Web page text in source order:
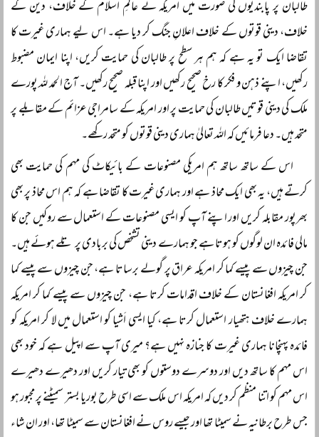
طالبان پر پابندیوں کی صورت میں امریکہ نے عالمِ اسلام کے خلاف، دین کے
خلاف، دینی قوتوں کے خلاف اعلانِ جنگ کر دیا ہے۔ اس لیے ہماری غیرت کا
تقاضا ایک تو یہ ہے کہ ہم ہر سطح پر طالبان کی حمایت کریں، اپنا ایمان مضبوط
رکھیں، اپنے ذہن و فکر کا رخ صحیح رکھیں اور اپنا قبلہ صحیح رکھیں۔ آج الحمد للہ پورے
ملک کی دینی قوتیں طالبان کی حمایت پر اور امریکہ کے سامراجی عزائم کے مقابلے پر
متحد ہیں۔ دعا فرمائیں کہ اللہ تعالیٰ ہماری دینی قوتوں کو متحد رکھے۔
اس کے ساتھ ساتھ ہم امریکی مصنوعات کے بائیکاٹ کی مہم کی حمایت بھی
کرتے ہیں، یہ بھی ایک محاذ ہے اور ہماری غیرت کا تقاضا ہے کہ ہم اس محاذ پر بھی
بھرپور مقابلہ کریں اور اپنے آپ کو ایسی مصنوعات کے استعمال سے روکیں جن کا
مالی فائدہ ان لوگوں کو ہوتا ہے جو ہمارے دینی تشخص کی بربادی پر تلے ہوئے ہیں۔
جن چیزوں سے پیسے کما کر امریکہ عراق پر گولے برساتا ہے، جن چیزوں سے پیسے کما
کر امریکہ افغانستان کے خلاف اقدامات کرتا ہے، جن چیزوں سے پیسے کما کر امریکہ
ہمارے خلاف ہتھیار استعمال کرتا ہے، کیا ایسی اَشیا کو استعمال میں لا کر امریکہ کو
فائدہ پہنچانا ہماری غیرت کا جنازہ نہیں ہے؟ میری آپ سے اپیل ہے کہ خود بھی
اس مہم کا ساتھ دیں اور دوسرے دوستوں کو بھی تیار کریں اور دھیرے دھیرے
اس مہم کو اتنا منظم کر دیں کہ امریکہ اس ملک سے اسی طرح بوریا بستر سمیٹنے پر مجبور ہو
جس طرح برطانیہ نے سمیٹا تھا اور جیسے روس نے افغانستان سے سمیٹا تھا، اور ان شاء